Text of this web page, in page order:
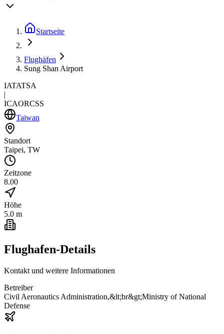
Startseite
Flughäfen
Sung Shan Airport
IATATSA
|
ICAORCSS
Taiwan
Standort
Taipei, TW
Zeitzone
8.00
Höhe
5.0 m
Flughafen-Details
Kontakt und weitere Informationen
Betreiber
Civil Aeronautics Administration,&lt;br&gt;Ministry of National
Defense